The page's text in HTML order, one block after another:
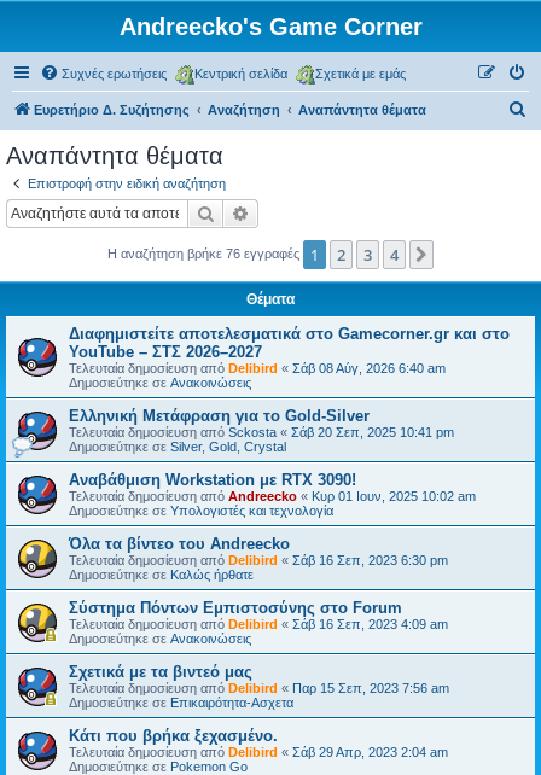
Andreecko's Game Corner
Συχνές ερωτήσεις Κεντρική σελίδα Σχετικά με εμάς
Ευρετήριο Δ. Συζήτησης Αναζήτηση Αναπάντητα θέματα
η
Αναπάντητα θέματα
Επιστροφή στην ειδική αναζήτηση
Αναζήτηση
Η αναζήτηση βρήκε 76 εγγραφές 1 2 3 4
Θέματα
Διαφημιστείτε αποτελεσματικά στο Gamecorner.gr και στο
YouTube – ΣΤΣ 2026–2027
Τελευταία δημοσίευση από Delibird « Σάβ 08 Αύγ, 2026 6:40 am
Δημοσιεύτηκε σε Ανακοινώσεις
Ελληνική Μετάφραση για το Gold-Silver
Τελευταία δημοσίευση από Sckosta « Σάβ 20 Σεπ, 2025 10:41 pm
Δημοσιεύτηκε σε Silver, Gold, Crystal
Αναβάθμιση Workstation με RTX 3090!
Τελευταία δημοσίευση από Andreecko « Κυρ 01 Ιουν, 2025 10:02 am
Δημοσιεύτηκε σε Υπολογιστές και τεχνολογία
Όλα τα βίντεο του Andreecko
Τελευταία δημοσίευση από Delibird « Σάβ 16 Σεπ, 2023 6:30 pm
Δημοσιεύτηκε σε Kαλώς ήρθατε
Σύστημα Πόντων Εμπιστοσύνης στο Forum
Τελευταία δημοσίευση από Delibird « Σάβ 16 Σεπ, 2023 4:09 am
Δημοσιεύτηκε σε Ανακοινώσεις
Σχετικά με τα βιντεό μας
Τελευταία δημοσίευση από Delibird « Παρ 15 Σεπ, 2023 7:56 am
Δημοσιεύτηκε σε Επικαιρότητα-Ασχετα
Κάτι που βρήκα ξεχασμένο.
Τελευταία δημοσίευση από Delibird « Σάβ 29 Απρ, 2023 2:04 am
Δημοσιεύτηκε σε Pokemon Go